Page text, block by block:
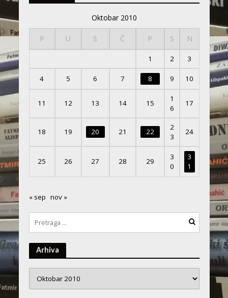
Oktobar 2010
P U S Č P S N
1 2 3
4 5 6 7 8 9 10
11 12 13 14 15
1
6
17
18 19 20 21 22
2
3
24
25 26 27 28 29
3
0
3
1
« sep nov »
Arhiva